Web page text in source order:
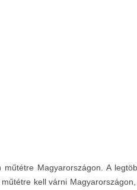
Magyarországon. A
kell várni